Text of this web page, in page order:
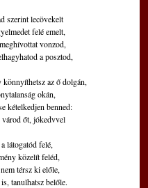
szerint lecövekelt
felé emelt,
vonzod,
a posztod,
könnyíthetsz az ő dolgán,
okán,
kételkedjen benned:
várod őt, jókedvvel
látogatód felé,
közelít feléd,
térsz ki előle,
tanulhatsz belőle.